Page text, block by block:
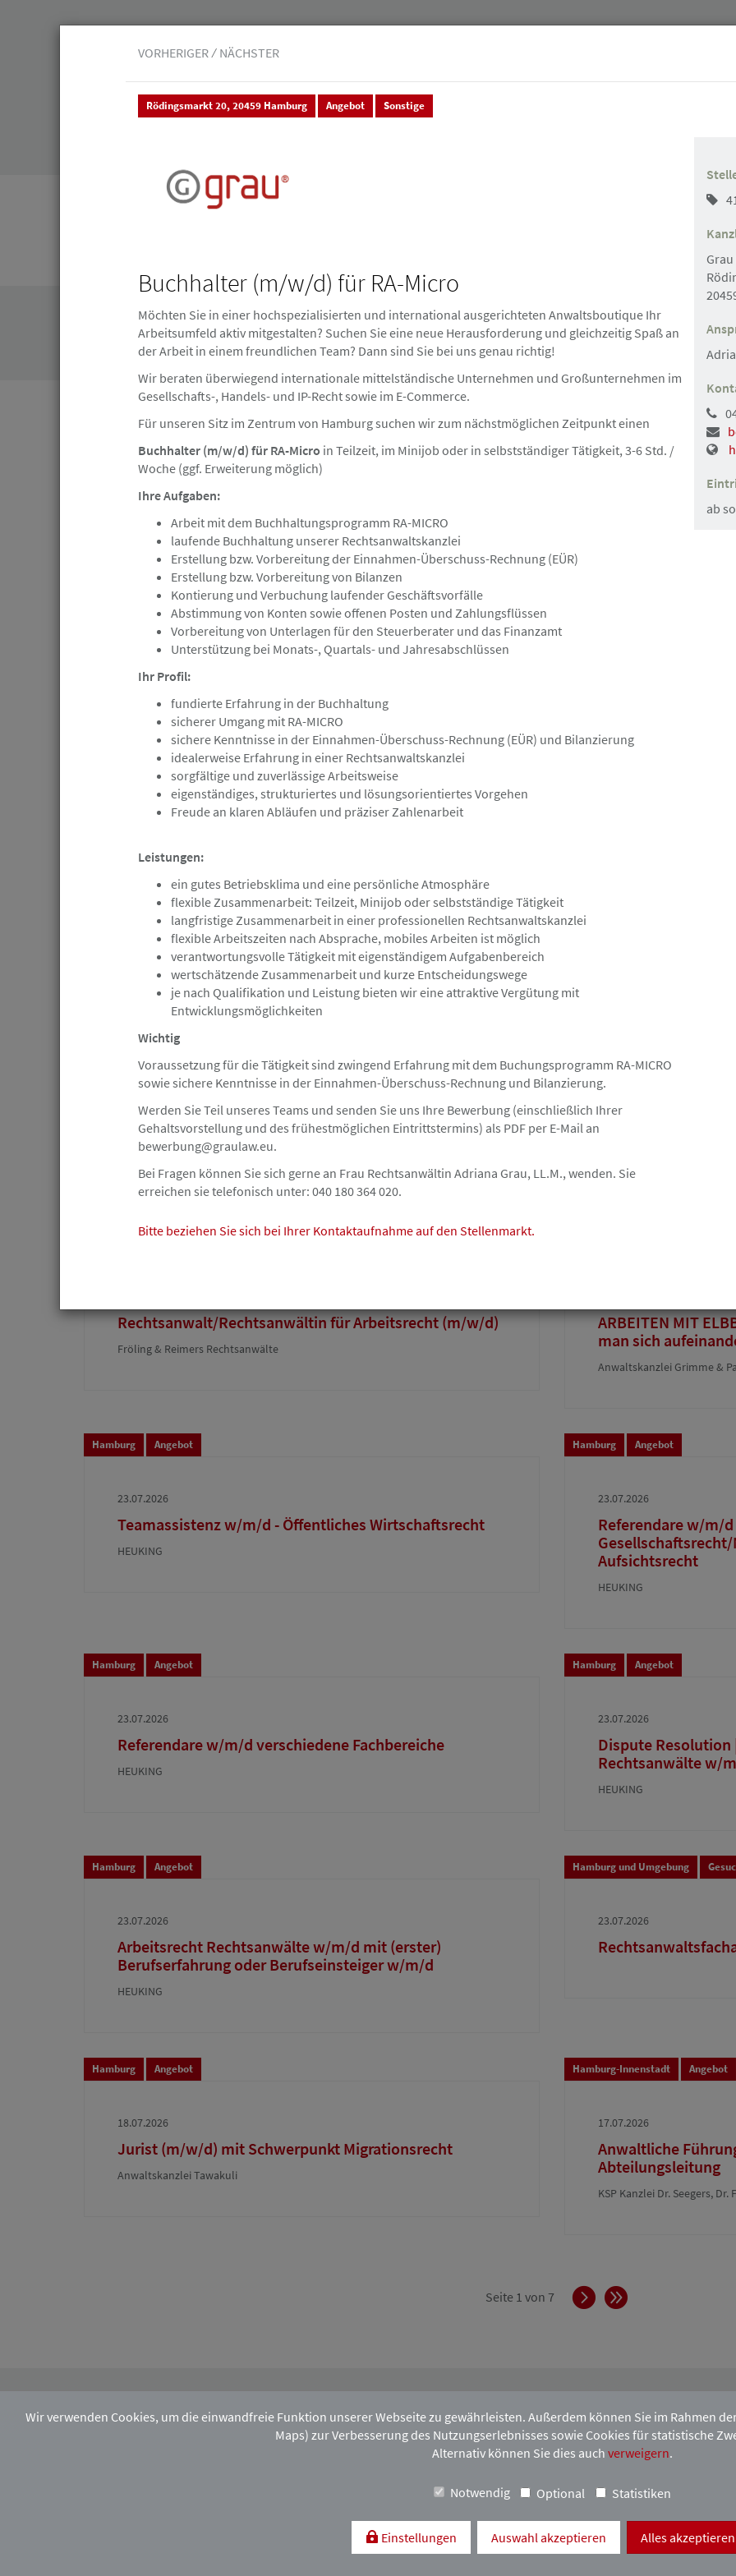
Stellenmarkt & Anzeigen
Suchen
Hamburger Innenstadt Angebot
06.08.2026
Rechtsanwaltsfachangestellte/-er (m/w/d) in der
Hamburger Innenstadt gesucht
Anwaltskanzlei Alhorn
Hamburg
Angebot
05.08.2026
Rechtsanwalt / Rechtsanwältin (m/w/d) Öffentliches
Recht in Vollzeit Dr. Heinze & Partner
Dr. Heinze & Partner Partnerschaftsgesellschaft
inklusive
04.08.2026
Rechtsanwalt / Rechtsanwältin (m/w/d) gesucht
Christoph-Meise-Schmidt Rechtsanwälte Partnerschaft mbB Notare
Angebot
Rechtsanwältin / Rechtsanwalt (m/w/d) Vollzeit/
Teilzeit gesucht
Rechtsanwalt Christian Gehrmann
31.07.2026
Teilzeit
Fröling & Reimers
Rechtsanwalt/Rechtsanwältin für Arbeitsrecht (m/w/d)
Fröling & Reimers Rechtsanwälte
ARBEITEN MIT
man sich
Anwaltskanzlei Grimme &
Hamburg Angebot
23.07.2026
Teamassistenz w/m/d - Öffentliches Wirtschaftsrecht
HEUKING
Hamburg Angebot
23.07.2026
Referendare w/m/
Aufsichtsrecht
HEUKING
Hamburg Angebot
23.07.2026
Referendare w/m/d verschiedene Fachbereiche
HEUKING
Hamburg Angebot
23.07.2026
Dispute
Rechtsanwälte w/
HEUKING
Hamburg Angebot
23.07.2026
Arbeitsrecht Rechtsanwälte w/m/d mit (erster)
Berufserfahrung oder Berufseinsteiger w/m/d
HEUKING
Hamburg und Umgebung
23.07.2026
Hamburg Angebot
18.07.2026
Jurist (m/w/d) mit Schwerpunkt Migrationsrecht
Anwaltskanzlei Tawakuli
Hamburg-Innenstadt Angebot
17.07.2026
Anwaltliche
Abteilungsleitung
KSP Kanzlei Dr. Seegers,
Seite 1 von 7 VorwärtsEnde
VORHERIGER NÄCHSTER
Rödingsmarkt 20, 20459 Hamburg Angebot Sonstige
Buchhalter (m/w/d) für RA-Micro
Möchten Sie in einer hochspezialisierten und international ausgerichteten Anwaltsboutique Ihr
Arbeitsumfeld aktiv mitgestalten? Suchen Sie eine neue Herausforderung und gleichzeitig Spaß an
der Arbeit in einem freundlichen Team? Dann sind Sie bei uns genau richtig!
Wir beraten überwiegend internationale mittelständische Unternehmen und Großunternehmen im
Gesellschafts-, Handels- und IP-Recht sowie im E-Commerce.
Für unseren Sitz im Zentrum von Hamburg suchen wir zum nächstmöglichen Zeitpunkt einen
Buchhalter (m/w/d) für RA-Micro in Teilzeit, im Minijob oder in selbstständiger Tätigkeit, 3-6 Std. /
Woche (ggf. Erweiterung möglich)
Ihre Aufgaben:
Arbeit mit dem Buchhaltungsprogramm RA-MICRO
laufende Buchhaltung unserer Rechtsanwaltskanzlei
Erstellung bzw. Vorbereitung der Einnahmen-Überschuss-Rechnung (EÜR)
Erstellung bzw. Vorbereitung von Bilanzen
Kontierung und Verbuchung laufender Geschäftsvorfälle
Abstimmung von Konten sowie offenen Posten und Zahlungsflüssen
Vorbereitung von Unterlagen für den Steuerberater und das Finanzamt
Unterstützung bei Monats-, Quartals- und Jahresabschlüssen
Ihr Profil:
fundierte Erfahrung in der Buchhaltung
sicherer Umgang mit RA-MICRO
sichere Kenntnisse in der Einnahmen-Überschuss-Rechnung (EÜR) und Bilanzierung
idealerweise Erfahrung in einer Rechtsanwaltskanzlei
sorgfältige und zuverlässige Arbeitsweise
eigenständiges, strukturiertes und lösungsorientiertes Vorgehen
Freude an klaren Abläufen und präziser Zahlenarbeit
Leistungen:
ein gutes Betriebsklima und eine persönliche Atmosphäre
flexible Zusammenarbeit: Teilzeit, Minijob oder selbstständige Tätigkeit
langfristige Zusammenarbeit in einer professionellen Rechtsanwaltskanzlei
flexible Arbeitszeiten nach Absprache, mobiles Arbeiten ist möglich
verantwortungsvolle Tätigkeit mit eigenständigem Aufgabenbereich
wertschätzende Zusammenarbeit und kurze Entscheidungswege
je nach Qualifikation und Leistung bieten wir eine attraktive Vergütung mit
Entwicklungsmöglichkeiten
Wichtig
Voraussetzung für die Tätigkeit sind zwingend Erfahrung mit dem Buchungsprogramm RA-MICRO
sowie sichere Kenntnisse in der Einnahmen-Überschuss-Rechnung und Bilanzierung.
Werden Sie Teil unseres Teams und senden Sie uns Ihre Bewerbung (einschließlich Ihrer
Gehaltsvorstellung und des frühestmöglichen Eintrittstermins) als PDF per E-Mail an
bewerbung@graulaw.eu.
Bei Fragen können Sie sich gerne an Frau Rechtsanwältin Adriana Grau, LL.M., wenden. Sie
erreichen sie telefonisch unter: 040 180 364 020.
ab
Bitte beziehen Sie sich bei Ihrer Kontaktaufnahme auf den Stellenmarkt.
Melden Sie sich hier zu unserem monatlichen HAVupdate-Newsletter an.
COPYRIGHT © DEUTSCHER ANWALTVEREIN 2026. ALLE RECHTE VORBEHALTEN. VERVIELFÄLTIGUNG
UND VERBREITUNG NUR MIT VORHERIGER ZUSTIMMUNG DES HAMBURGISCHEN ANWALTVEREINS.
Wir verwenden Cookies, um die einwandfreie Funktion unserer Webseite zu gewährleisten. Außerdem können Sie im Rahmen
Maps) zur Verbesserung des Nutzungserlebnisses sowie Cookies für statistische
Alternativ können Sie dies auch verweigern.
Notwendig Optional Statistiken
Einstellungen Auswahl akzeptieren Alles akzeptieren